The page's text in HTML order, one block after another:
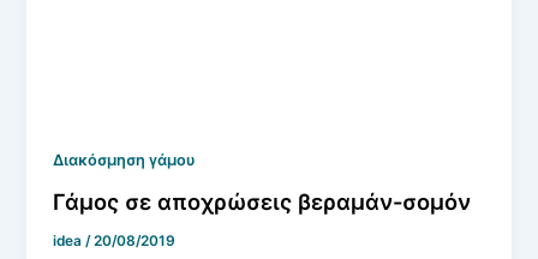
Διακόσμηση γάμου
Γάμος σε αποχρώσεις βεραμάν-σομόν
idea/20/08/2019